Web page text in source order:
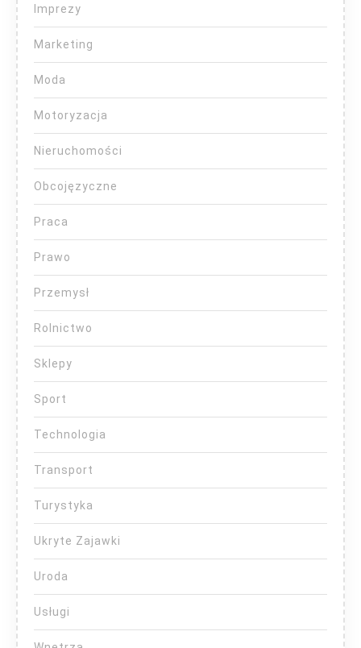
Imprezy
Marketing
Moda
Motoryzacja
Nieruchomości
Obcojęzyczne
Praca
Prawo
Przemysł
Rolnictwo
Sklepy
Sport
Technologia
Transport
Turystyka
Ukryte Zajawki
Uroda
Usługi